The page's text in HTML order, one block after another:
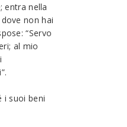
entra nella
non hai
“Servo
al mio
i suoi beni